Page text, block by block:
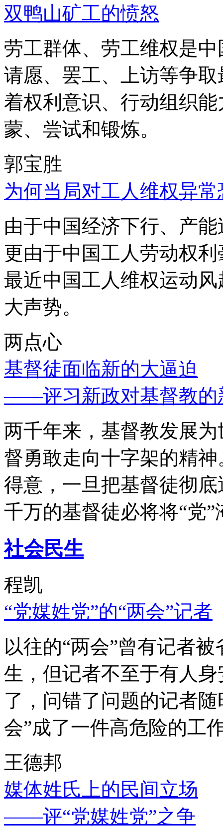
双鸭山矿工的愤怒
劳工群体、劳工维权是
请愿、罢工、上访等争
着权利意识、行动组织
蒙、尝试和锻炼。
郭宝胜
为何当局对工人维权异
由于中国经济下行、产
更由于中国工人劳动权
最近中国工人维权运动
大声势。
两点心
基督徒面临新的大逼迫
——评习新政对基督教的
两千年来，基督教发展
督勇敢走向十字架的精
得意，一旦把基督徒彻
千万的基督徒必将将“党”
社会民生
程凯
“党媒姓党”的“两会”记者
以往的“两会”曾有记者
生，但记者不至于有人
了，问错了问题的记者
会”成了一件高危险的工
王德邦
媒体姓氏上的民间立场
——评“党媒姓党”之争